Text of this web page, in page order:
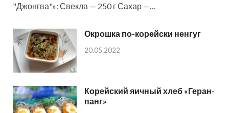
"Джонгва"»: Свекла — 250 г Сахар —…
Окрошка по-корейски ненгуг
20.05.2022
Корейский яичный хлеб «Геран-
панг»